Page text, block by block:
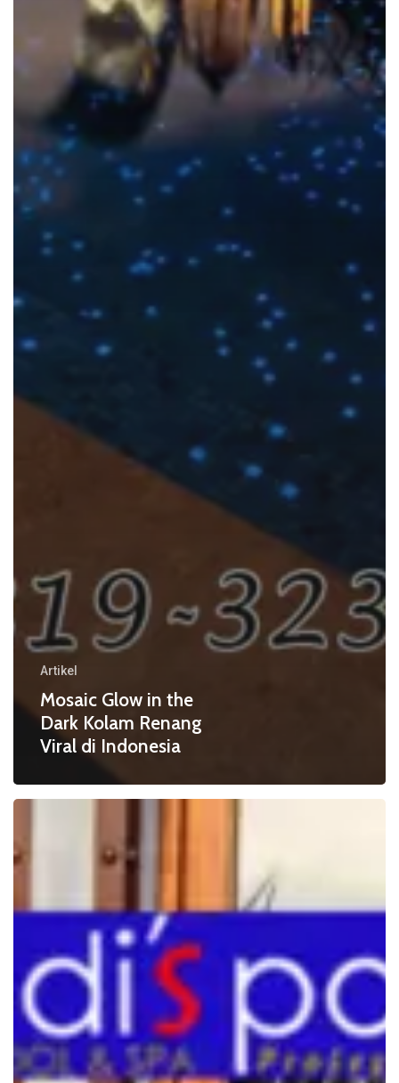
Artikel
Mosaic Glow in the
Dark Kolam Renang
Viral di Indonesia
Recycle
Renang
Mewah